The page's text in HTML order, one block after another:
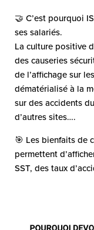
🤝 C’est pourquoi
ses salariés.
La culture positive
des causeries
de l’affichage sur
dématérialisé à la
sur des accidents
d’autres sites….
🎯 Les bienfaits de
permettent
SST, des taux